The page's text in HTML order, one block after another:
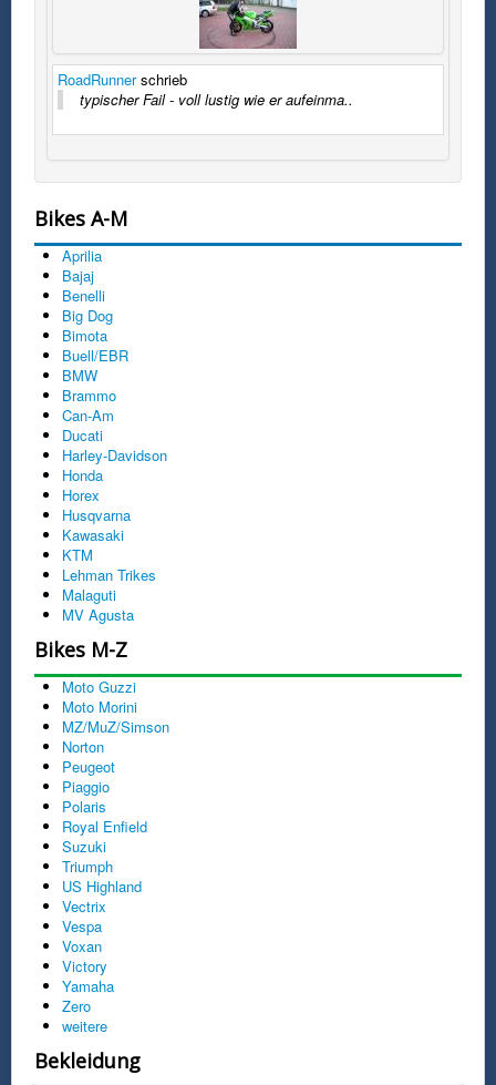
RoadRunnerschrieb
typischer Fail - voll lustig wie er aufeinma..
Bikes A-M
Aprilia
Bajaj
Benelli
Big Dog
Bimota
Buell/EBR
BMW
Brammo
Can-Am
Ducati
Harley-Davidson
Honda
Horex
Husqvarna
Kawasaki
KTM
Lehman Trikes
Malaguti
MV Agusta
Bikes M-Z
Moto Guzzi
Moto Morini
MZ/MuZ/Simson
Norton
Peugeot
Piaggio
Polaris
Royal Enfield
Suzuki
Triumph
US Highland
Vectrix
Vespa
Voxan
Victory
Yamaha
Zero
weitere
Bekleidung